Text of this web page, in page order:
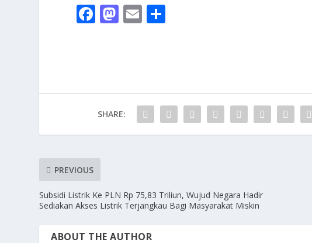
F
o
o
k
M
o
n
E
SHARE:
PREVIOUS
Subsidi Listrik Ke PLN Rp 75,83 Triliun, Wujud Negara Hadir
Sediakan Akses Listrik Terjangkau Bagi Masyarakat Miskin
ABOUT THE AUTHOR